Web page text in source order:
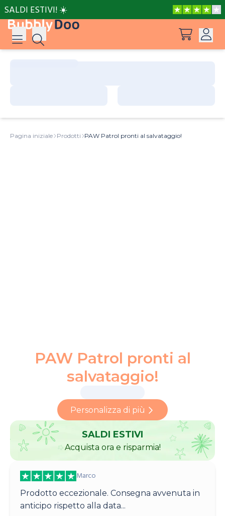
SALDI ESTIVI! ☀️
Pagina iniziale Prodotti PAW Patrol pronti al salvataggio!
PAW Patrol pronti al
salvataggio!
Personalizza di più
SALDI ESTIVI
Acquista ora e risparmia!
Marco
Prodotto eccezionale. Consegna avvenuta in
anticipo rispetto alla data...